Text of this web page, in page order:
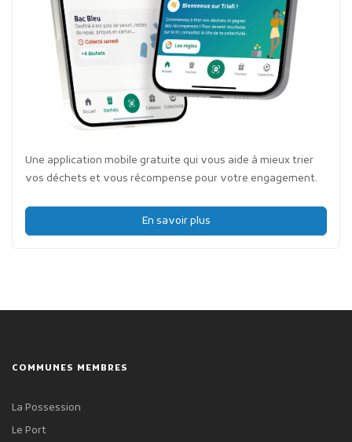
Une application mobile gratuite qui vous aide à mieux trier
vos déchets et vous récompense pour votre engagement.
En savoir plus
COMMUNES MEMBRES
La Possession
Le Port